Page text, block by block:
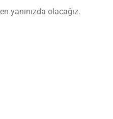
yanınızda olacağız.